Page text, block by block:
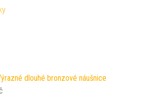
dlouhé bronzové náušnice